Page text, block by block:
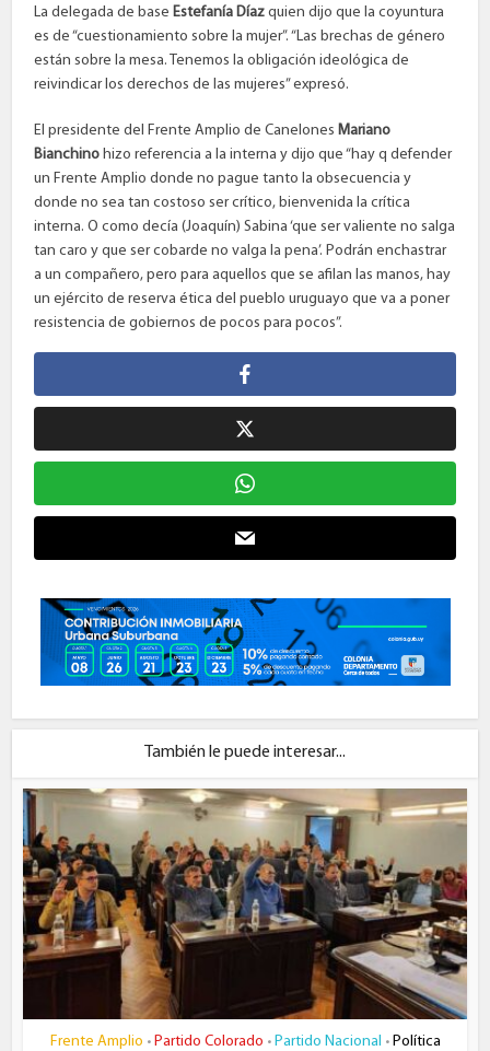
La delegada de base Estefanía Díaz quien dijo que la coyuntura
es de “cuestionamiento sobre la mujer”. “Las brechas de género
están sobre la mesa. Tenemos la obligación ideológica de
reivindicar los derechos de las mujeres” expresó.
El presidente del Frente Amplio de Canelones Mariano
Bianchino hizo referencia a la interna y dijo que “hay q defender
un Frente Amplio donde no pague tanto la obsecuencia y
donde no sea tan costoso ser crítico, bienvenida la crítica
interna. O como decía (Joaquín) Sabina ‘que ser valiente no salga
tan caro y que ser cobarde no valga la pena’. Podrán enchastrar
a un compañero, pero para aquellos que se afilan las manos, hay
un ejército de reserva ética del pueblo uruguayo que va a poner
resistencia de gobiernos de pocos para pocos”.
También le puede interesar...
Frente Amplio • Partido Colorado • Partido Nacional • Política